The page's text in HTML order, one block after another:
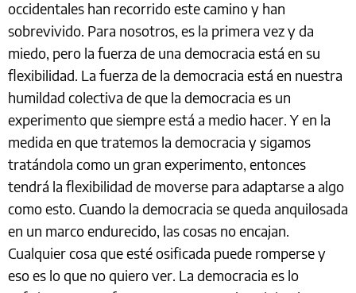
occidentales han recorrido este camino y han
sobrevivido. Para nosotros, es la primera vez y da
miedo, pero la fuerza de una democracia está en su
flexibilidad. La fuerza de la democracia está en nuestra
humildad colectiva de que la democracia es un
experimento que siempre está a medio hacer. Y en la
medida en que tratemos la democracia y sigamos
tratándola como un gran experimento, entonces
tendrá la flexibilidad de moverse para adaptarse a algo
como esto. Cuando la democracia se queda anquilosada
en un marco endurecido, las cosas no encajan.
Cualquier cosa que esté osificada puede romperse y
eso es lo que no quiero ver. La democracia es lo